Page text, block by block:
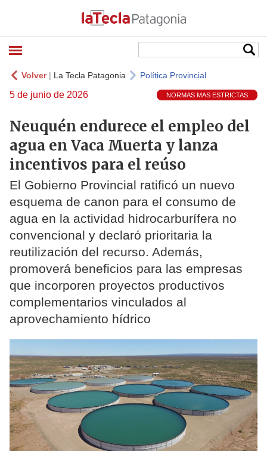
Volver| La Tecla Patagonia Política Provincial
5 de junio de 2026 NORMAS MAS ESTRICTAS
Neuquén endurece el empleo del
agua en Vaca Muerta y lanza
incentivos para el reúso
El Gobierno Provincial ratificó un nuevo
esquema de canon para el consumo de
agua en la actividad hidrocarburífera no
convencional y declaró prioritaria la
reutilización del recurso. Además,
promoverá beneficios para las empresas
que incorporen proyectos productivos
complementarios vinculados al
aprovechamiento hídrico